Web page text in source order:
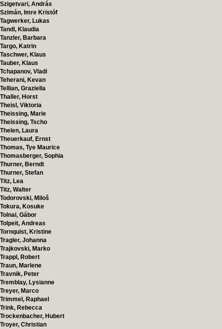
Szigetvari, András
Szimán, Imre Kristóf
Tagwerker, Lukas
Tandl, Klaudia
Tanzler, Barbara
Targo, Katrin
Taschwer, Klaus
Tauber, Klaus
Tchapanov, Vladi
Teherani, Kevan
Tellian, Graziella
Thaller, Horst
Theisl, Viktoria
Theissing, Marie
Theissing, Tscho
Thelen, Laura
Theuerkauf, Ernst
Thomas, Tye Maurice
Thomasberger, Sophia
Thurner, Berndt
Thurner, Stefan
Titz, Lea
Titz, Walter
Todorovski, Miloš
Tokura, Kosuke
Tolnai, Gábor
Tolpeit, Andreas
Tornquist, Kristine
Tragler, Johanna
Trajkovski, Marko
Trappl, Robert
Traun, Marlene
Travnik, Peter
Tremblay, Lysianne
Treyer, Marco
Trimmel, Raphael
Trink, Rebecca
Trockenbacher, Hubert
Troyer, Christian